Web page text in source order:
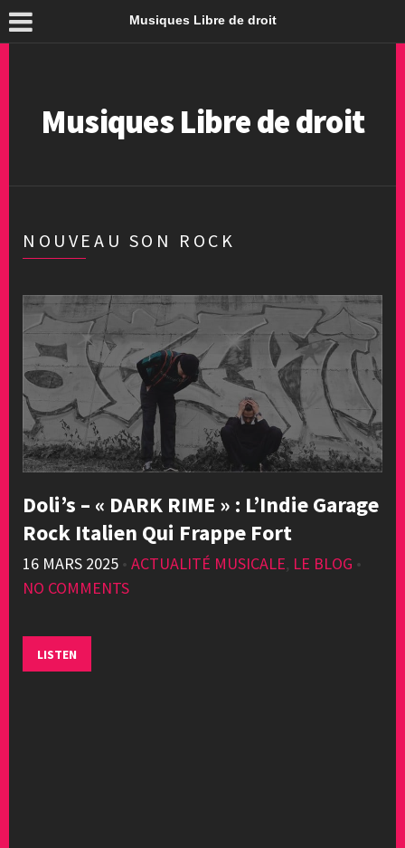
Musiques Libre de droit
Musiques Libre de droit
NOUVEAU SON ROCK
Doli’s – « DARK RIME » : L’Indie Garage
Rock Italien Qui Frappe Fort
16 MARS 2025 • ACTUALITÉ MUSICALE, LE BLOG •
NO COMMENTS
LISTEN